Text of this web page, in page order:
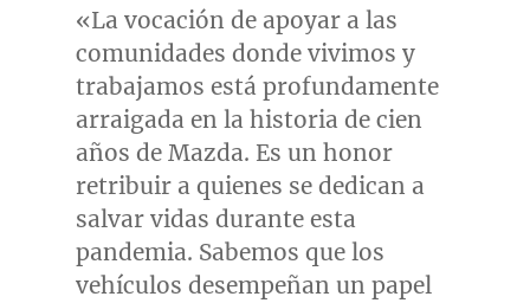
«La vocación de apoyar a las
comunidades donde vivimos y
trabajamos está profundamente
arraigada en la historia de cien
años de Mazda. Es un honor
retribuir a quienes se dedican a
salvar vidas durante esta
pandemia. Sabemos que los
vehículos desempeñan un papel